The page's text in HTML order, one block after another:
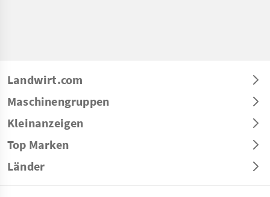
Landwirt.com
Maschinengruppen
Kleinanzeigen
Top Marken
Länder